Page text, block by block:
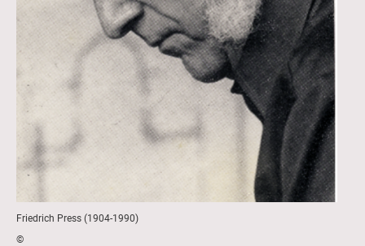
Friedrich Press (1904-1990)
©